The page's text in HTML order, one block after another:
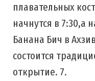
плавательных
начнутся в 7:30,а
Банана Бич в
состоится
открытие. 7.